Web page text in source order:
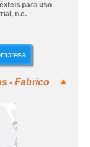
para uso
n.e.
- Fabrico